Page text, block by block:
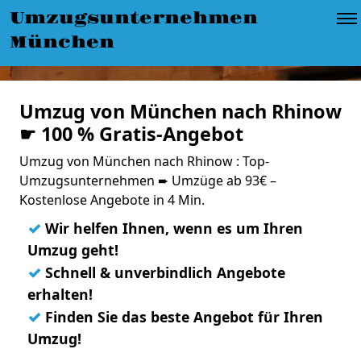
Umzugsunternehmen
München
Umzug von München nach Rhinow
☛ 100 % Gratis-Angebot
Umzug von München nach Rhinow : Top-
Umzugsunternehmen ➨ Umzüge ab 93€ –
Kostenlose Angebote in 4 Min.
✓ Wir helfen Ihnen, wenn es um Ihren
Umzug geht!
✓ Schnell & unverbindlich Angebote
erhalten!
✓ Finden Sie das beste Angebot für Ihren
Umzug!